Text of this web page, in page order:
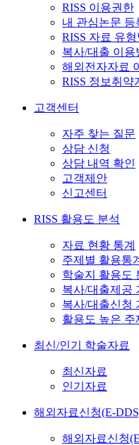
RISS 이용권한
내 관심논문 등
RISS 자료 유
복사/대출 이용
해외전자자료
RISS 정보취약
고객센터
자주 찾는 질문
상담 신청
상담 내역 확인
고객제안
신고센터
RISS 활용도 분석
자료 현황 통계
주제별 활용통
학술지 활용도
복사/대출제공
복사/대출신청
활용도 높은 주
최신/인기 학술자료
최신자료
인기자료
해외자료신청(E-
해외자료신청